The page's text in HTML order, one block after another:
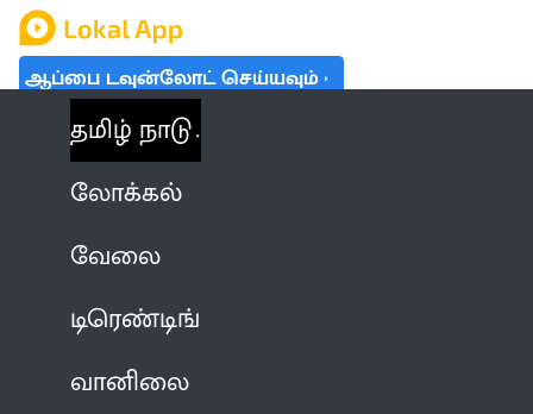
ஆப்பை டவுன்லோட் செய்யவும்
தமிழ் நாடு
லோக்கல்
வேலை
டிரெண்டிங்
வானிலை